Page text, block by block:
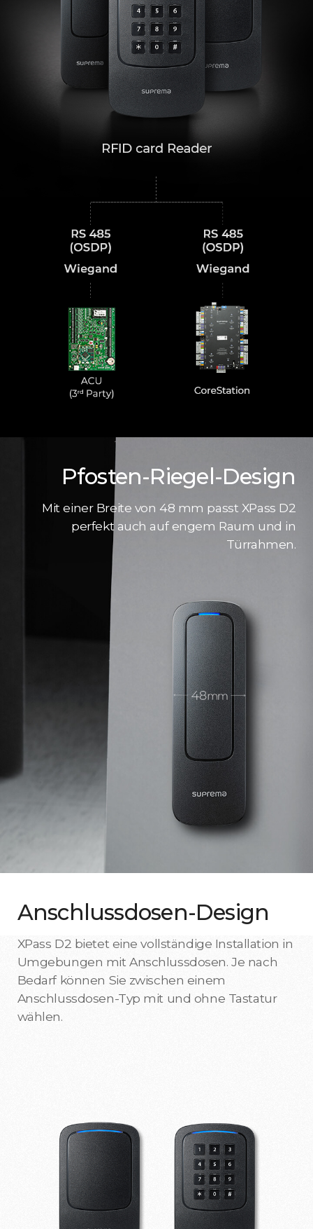
Pfosten-Riegel-Design
Mit einer Breite von 48 mm passt XPass D2
perfekt auch auf engem Raum und in
Türrahmen.
Anschlussdosen-Design
XPass D2 bietet eine vollständige Installation in
Umgebungen mit Anschlussdosen. Je nach
Bedarf können Sie zwischen einem
Anschlussdosen-Typ mit und ohne Tastatur
wählen.